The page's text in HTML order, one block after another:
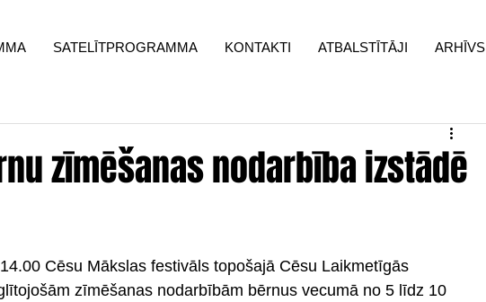
SATELĪTPROGRAMMA KONTAKTI ATBALSTĪTĀJI ARHĪVS
zīmēšanas nodarbība izstādē
Cēsu Mākslas festivāls topošajā Cēsu Laikmetīgās
zīmēšanas nodarbībām bērnus vecumā no 5 līdz 10